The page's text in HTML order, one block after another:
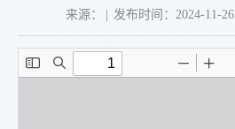
来源： 发布时间：2024-11-26